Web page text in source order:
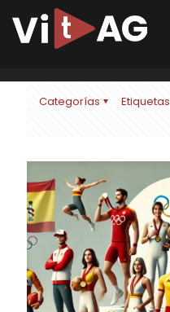
Categorías Etiquetas